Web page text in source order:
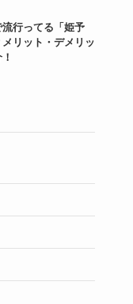
行ってる「姫予
リット・デメリッ